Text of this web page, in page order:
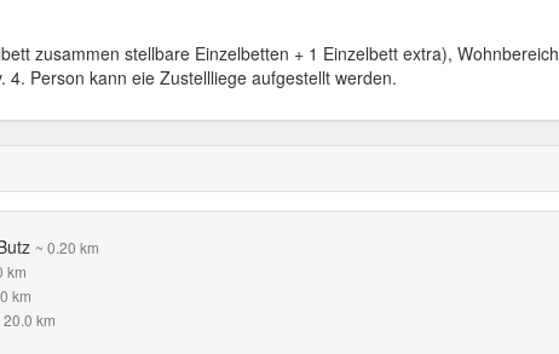
zusammen stellbare Einzelbetten + 1 Einzelbett extra), Wohnbereich
4. Person kann eie Zustellliege aufgestellt werden.
~ 0.20 km
km
km
20.0 km